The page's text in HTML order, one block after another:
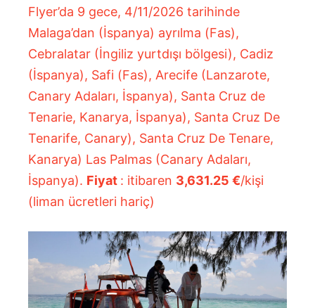
Flyer’da 9 gece, 4/11/2026 tarihinde
Malaga’dan (İspanya) ayrılma (Fas),
Cebralatar (İngiliz yurtdışı bölgesi), Cadiz
(İspanya), Safi (Fas), Arecife (Lanzarote,
Canary Adaları, İspanya), Santa Cruz de
Tenarie, Kanarya, İspanya), Santa Cruz De
Tenarife, Canary), Santa Cruz De Tenare,
Kanarya) Las Palmas (Canary Adaları,
İspanya). Fiyat : itibaren 3,631.25 €/kişi
(liman ücretleri hariç)